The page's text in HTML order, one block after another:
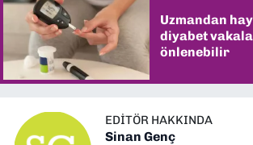
Uzmandan
diyabet
önlenebilir
EDITÖR HAKKINDA
Sinan Genç